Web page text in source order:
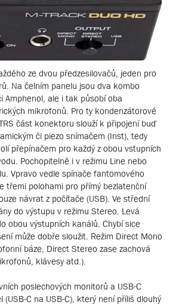
ze dvou předzesilovačů, jeden pro
Na čelním panelu jsou dva kombo
Amphenol, ale i tak působí oba
mikrofonů. Pro ty kondenzátorové
část konektoru slouží k připojení buď
či piezo snímačem (Inst), tedy
přepínačem pro každý z obou vstupních
Pochopitelně i v režimu Line nebo
Vpravo vedle spínače fantomového
třemi polohami pro přímý bezlatenční
návrat z počítače (USB). Ve střední
do výstupu v režimu Stereo. Levá
obou výstupních kanálů. Chybí sice
může dobře sloužit. Režim Direct Mono
báze, Direct Stereo zase zachová
klávesy atd.).
poslechových monitorů a USB-C
C na USB-C), který není příliš dlouhý